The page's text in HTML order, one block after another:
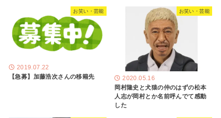
お笑い・芸能
2019.07.22
【急募】加藤浩次さんの移籍先
お笑い・芸能
2020.05.16
岡村隆史と犬猿の仲のはずの松本
人志が岡村とか名前呼んでて感動
した